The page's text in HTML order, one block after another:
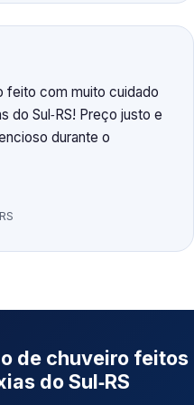
feito com muito cuidado
do Sul‑RS! Preço justo e
durante o
de chuveiro feitos
do Sul‑RS